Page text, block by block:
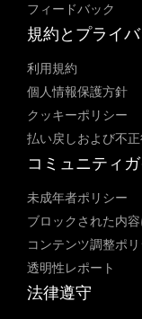
フィードバック
規約とプライ
利用規約
個人情報保護方針
クッキーポリシー
払い戻しおよび不
コミュニティ
未成年者ポリシー
ブロックされた内
コンテンツ調整ポ
透明性レポート
法律遵守